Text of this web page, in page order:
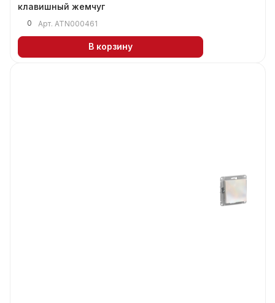
клавишный жемчуг
0 Арт. ATN000461
В корзину